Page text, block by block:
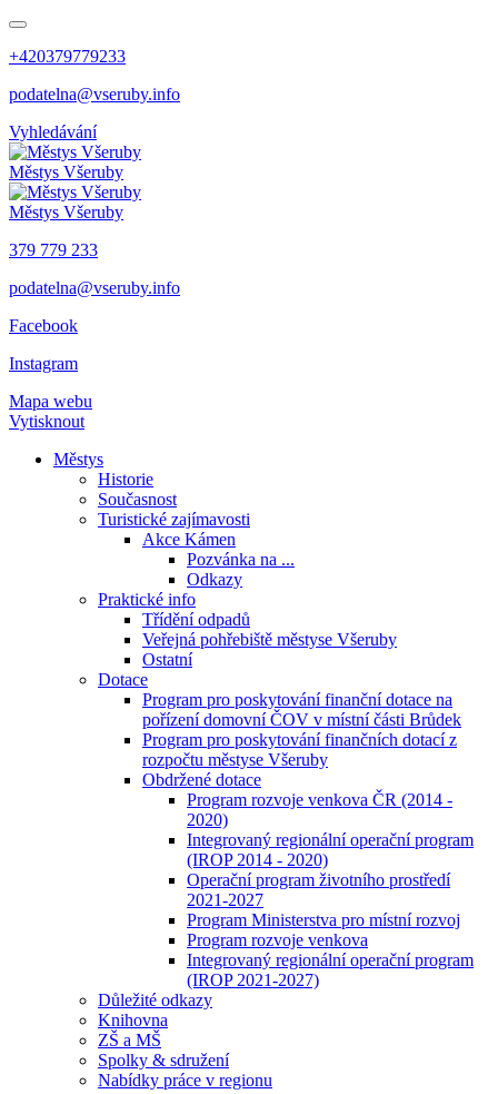
+420379779233
podatelna@vseruby.info
Vyhledávání
Městys Všeruby
Městys Všeruby
379 779 233
podatelna@vseruby.info
Facebook
Instagram
Mapa webu
Vytisknout
Městys
Historie
Současnost
Turistické zajímavosti
Akce Kámen
Pozvánka na ...
Odkazy
Praktické info
Třídění odpadů
Veřejná pohřebiště městyse Všeruby
Ostatní
Dotace
Program pro poskytování finanční dotace na
pořízení domovní ČOV v místní části Brůdek
Program pro poskytování finančních dotací z
rozpočtu městyse Všeruby
Obdržené dotace
Program rozvoje venkova ČR (2014 -
2020)
Integrovaný regionální operační program
(IROP 2014 - 2020)
Operační program životního prostředí
2021-2027
Program Ministerstva pro místní rozvoj
Program rozvoje venkova
Integrovaný regionální operační program
(IROP 2021-2027)
Důležité odkazy
Knihovna
ZŠ a MŠ
Spolky & sdružení
Nabídky práce v regionu